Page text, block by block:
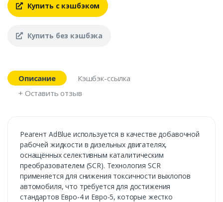
Купить с кэшбэком
Купить без кэшбэка
Описание
Кэшбэк-ссылка
+ Оставить отзыв
Реагент AdBlue используется в качестве добавочной
рабочей жидкости в дизельных двигателях,
оснащённых селективным каталитическим
преобразователем (SCR). Технология SCR
применяется для снижения токсичности выхлопов
автомобиля, что требуется для достижения
стандартов Евро-4 и Евро-5, которые жестко